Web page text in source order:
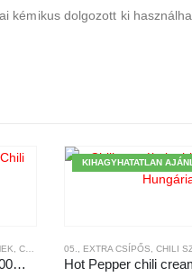
kémikus dolgozott ki
CHILI TERMÉKEK ,CSÍPŐSSÉGI-SKÁLA
Tex-Mex csípős chili szósz 100ml -GaBko
KIHAGYHATATLAN
05., EXTRA CSÍPŐS CHILI